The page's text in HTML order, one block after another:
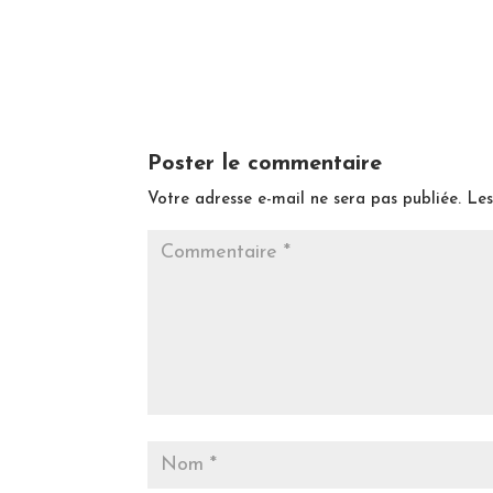
Poster le commentaire
Votre adresse e-mail ne sera pas publiée.